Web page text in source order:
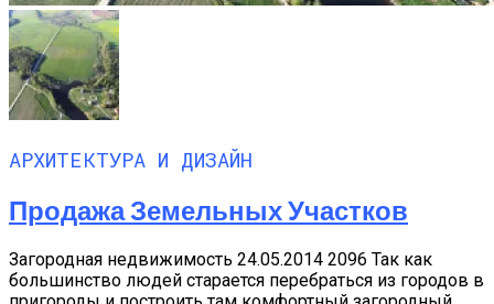
АРХИТЕКТУРА И ДИЗАЙН
Продажа Земельных Участков
Загородная недвижимость 24.05.2014 2096 Так как
большинство людей старается перебраться из городов в